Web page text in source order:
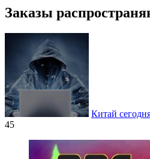
Заказы
Китай
45